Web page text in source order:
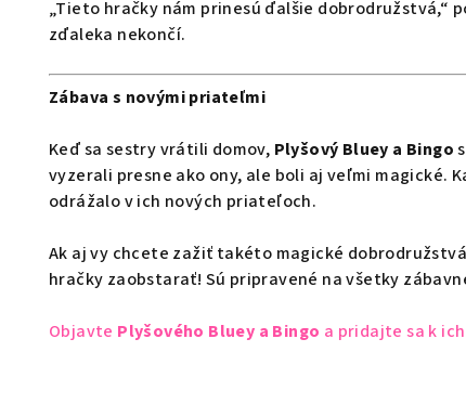
„Tieto hračky nám prinesú ďalšie dobrodružstvá,“
zďaleka nekončí.
Zábava s novými priateľmi
Keď sa sestry vrátili domov, Plyšový Bluey a Bingo
vyzerali presne ako ony, ale boli aj veľmi magické.
odrážalo v ich nových priateľoch.
Ak aj vy chcete zažiť takéto magické
hračky zaobstarať! Sú pripravené na všetky
Objavte Plyšového Bluey a Bingo a pridajte sa k ich